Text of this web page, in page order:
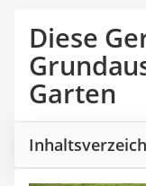
Smartes Türschloss
Akku-Rasentrimmer
Feuchtigkeitsmessgerät
Split-Klimaanlage 2
Pelletofen
Bohrmaschine
Tiefbrunnenpumpe
Fliesenschneider
Diese
Garten